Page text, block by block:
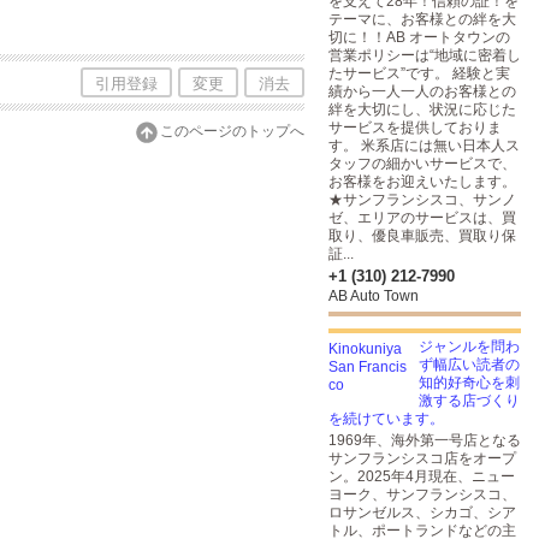
引用登録 変更 消去
このページのトップへ
テーマに、お客様との絆を大
切に！！AB オートタウンの
営業ポリシーは“地域に密着し
たサービス”です。 経験と実
績から一人一人のお客様との
絆を大切にし、状況に応じた
サービスを提供しておりま
す。 米系店には無い日本人ス
タッフの細かいサービスで、
お客様をお迎えいたします。
★サンフランシスコ、サンノ
ゼ、エリアのサービスは、買
取り、優良車販売、買取り保
証...
+1 (310) 212-7990
AB Auto Town
ジャンルを問わ
ず幅広い読者の
知的好奇心を刺
激する店づくり
を続けています。
1969年、海外第一号店となる
サンフランシスコ店をオープ
ン。2025年4月現在、ニュー
ヨーク、サンフランシスコ、
ロサンゼルス、シカゴ、シア
トル、ポートランドなどの主